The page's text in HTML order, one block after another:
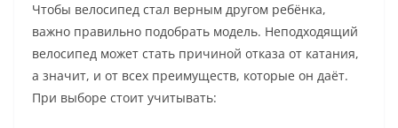
Чтобы велосипед стал верным другом ребёнка,
важно правильно подобрать модель. Неподходящий
велосипед может стать причиной отказа от катания,
а значит, и от всех преимуществ, которые он даёт.
При выборе стоит учитывать: